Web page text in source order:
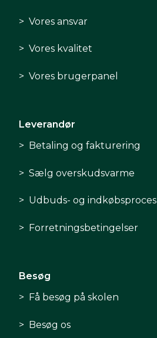
Vores ansvar
Vores kvalitet
Vores brugerpanel
Leverandør
Betaling og fakturering
Sælg overskudsvarme
Udbuds- og indkøbsproces
Forretningsbetingelser
Besøg
Få besøg på skolen
Besøg os